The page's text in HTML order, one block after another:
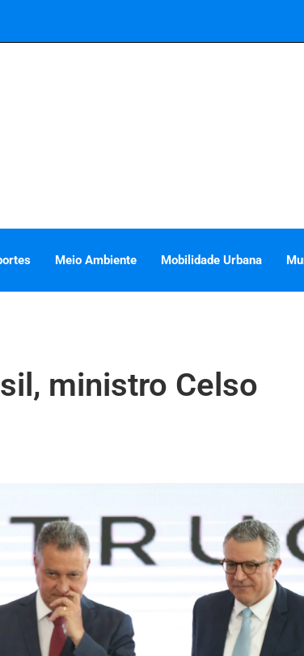
Meio Ambiente Mobilidade Urbana
ministro Celso